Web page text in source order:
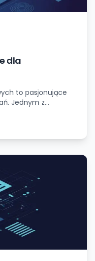
dla
to pasjonujące
Jednym z
modeli,
W tym
które stało się
[…]